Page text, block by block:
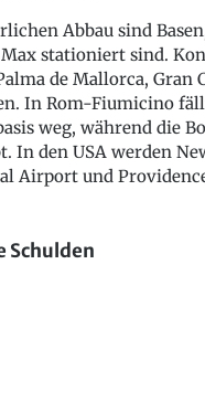
Abbau sind
Max stationiert sind.
de Mallorca, Gran
In Rom-Fiumicino
weg, während die
In den USA werden
Airport und
Schulden